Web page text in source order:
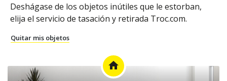
Deshágase de los objetos inútiles que le estorban,
elija el servicio de tasación y retirada Troc.com.
Quitar mis objetos
home